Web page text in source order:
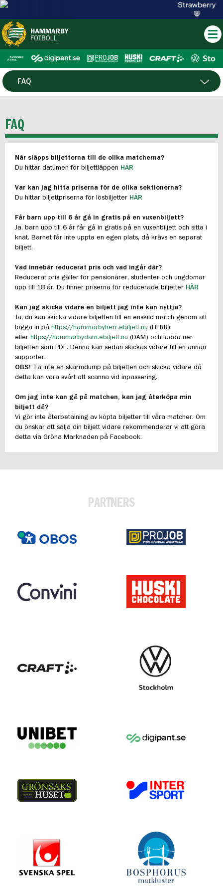
PLATSÖVERSIKT
KÖPVILLKOR
FAQ
FAQ
När släpps biljetterna till de olika matcherna?
Du hittar datumen för biljettläppen HÄR
Var kan jag hitta priserna för de olika sektionerna?
Du hittar biljettpriserna för lösbiljetter HÄR
Får barn upp till 6 år gå in gratis på en vuxenbiljett?
Ja, barn upp till 6 år får gå in gratis på en vuxenbiljett och sitta i
knät. Barnet får inte uppta en egen plats, då krävs en separat
biljett.
Vad innebär reducerat pris och vad ingår där?
Reducerat pris gäller för pensionärer, studenter och ungdomar
upp till 18 år. Du finner priserna för reducerade biljetter HÄR
Kan jag skicka vidare en biljett jag inte kan nyttja?
Ja, du kan skicka vidare biljetten till en enskild match genom att
logga in på https://hammarbyherr.ebiljett.nu (HERR)
eller https://hammarbydam.ebiljett.nu (DAM) och ladda ner
biljetten som PDF. Denna kan sedan skickas vidare till en annan
supporter.
OBS! Ta inte en skärmdump på biljetten och skicka vidare då
detta kan vara svårt att scanna vid inpassering.
Om jag inte kan gå på matchen, kan jag återköpa min
biljett då?
Vi gör inte återbetalning av köpta biljetter till våra matcher. Om
du önskar att sälja din biljett vidare rekommenderar vi att göra
detta via Gröna Marknaden på Facebook.
PARTNERS